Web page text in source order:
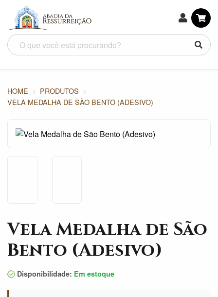
HOME
PRODUTOS
VELA MEDALHA DE SÃO BENTO (ADESIVO)
Vela Medalha de São
Bento (Adesivo)
Disponibilidade: Em estoque